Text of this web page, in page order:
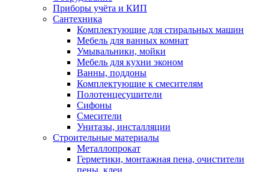
Приборы учёта и КИП
Сантехника
Комплектующие для стиральных машин
Мебель для ванных комнат
Умывальники, мойки
Мебель для кухни эконом
Ванны, поддоны
Комплектующие к смесителям
Полотенцесушители
Сифоны
Смесители
Унитазы, инсталляции
Строительные материалы
Металлопрокат
Герметики, монтажная пена, очистители
пены, клеи